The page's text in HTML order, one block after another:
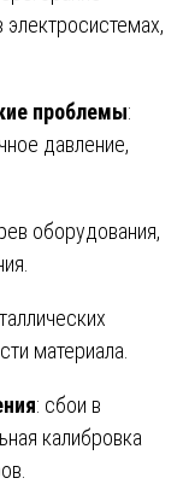
проблемы:
давление,
оборудования,
материала.
: сбои в
калибровка